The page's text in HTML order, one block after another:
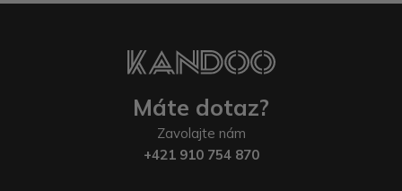
Máte dotaz?
Zavolajte nám
+421 910 754 870